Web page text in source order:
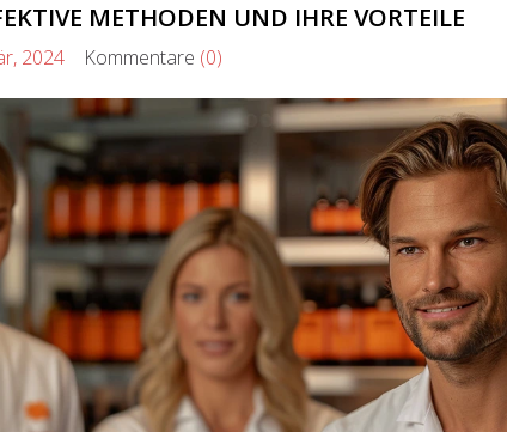
METHODEN UND IHRE VORTEILE
2024 Kommentare (0)